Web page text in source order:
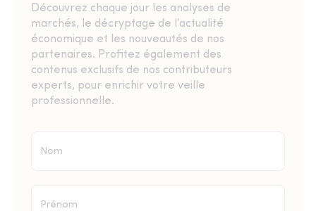
Découvrez chaque jour les analyses de
marchés, le décryptage de l’actualité
économique et les nouveautés de nos
partenaires. Profitez également des
contenus exclusifs de nos contributeurs
experts, pour enrichir votre veille
professionnelle.